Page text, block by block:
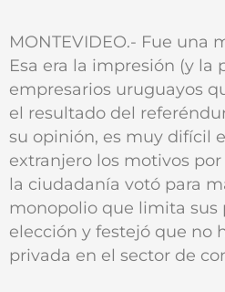
MONTEVIDEO.- Fue una
Esa era la impresión (y la
empresarios uruguayos
el resultado del
su opinión, es muy difícil
extranjero los motivos por
la ciudadanía votó para
monopolio que limita sus
elección y festejó que no
privada en el sector de